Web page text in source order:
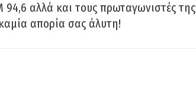
αλλά και τους πρωταγωνιστές της
απορία σας άλυτη!